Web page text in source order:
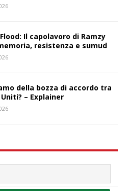
Il capolavoro di Ramzy
resistenza e sumud
della bozza di accordo tra
– Explainer